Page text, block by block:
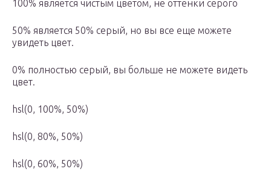
100% является чистым цветом, не оттенки серого
50% является 50% серый, но вы все еще можете
увидеть цвет.
0% полностью серый, вы больше не можете видеть
цвет.
hsl(0, 100%, 50%)
hsl(0, 80%, 50%)
hsl(0, 60%, 50%)